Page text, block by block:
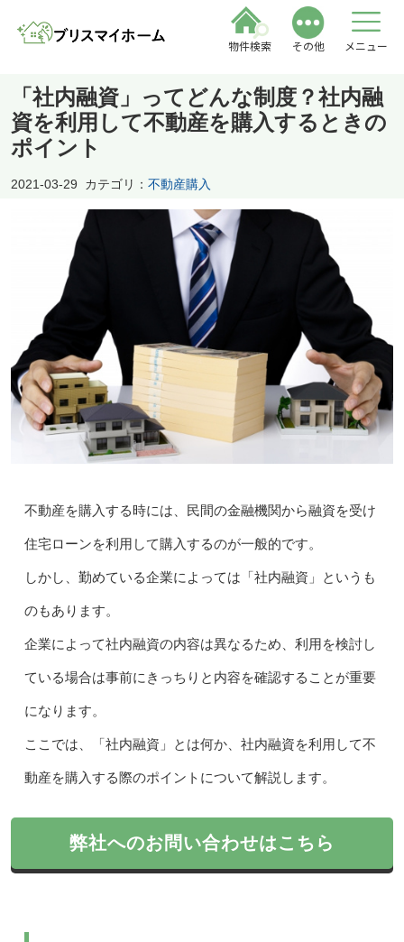
物件検索 その他 メニュー
「社内融資」ってどんな制度？社内融
資を利用して不動産を購入するときの
ポイント
2021-03-29 カテゴリ： 不動産購入
不動産を購入する時には、民間の金融機関から融資を受け
住宅ローンを利用して購入するのが一般的です。
しかし、勤めている企業によっては「社内融資」というも
のもあります。
企業によって社内融資の内容は異なるため、利用を検討し
ている場合は事前にきっちりと内容を確認することが重要
になります。
ここでは、「社内融資」とは何か、社内融資を利用して不
動産を購入する際のポイントについて解説します。
弊社へのお問い合わせはこちら